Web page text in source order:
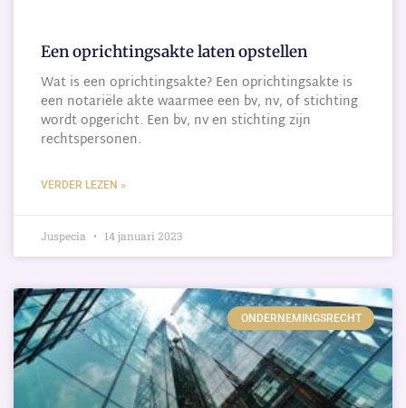
Een oprichtingsakte laten opstellen
Wat is een oprichtingsakte? Een oprichtingsakte is
een notariële akte waarmee een bv, nv, of stichting
wordt opgericht. Een bv, nv en stichting zijn
rechtspersonen.
VERDER LEZEN »
Juspecia 14 januari 2023
ONDERNEMINGSRECHT